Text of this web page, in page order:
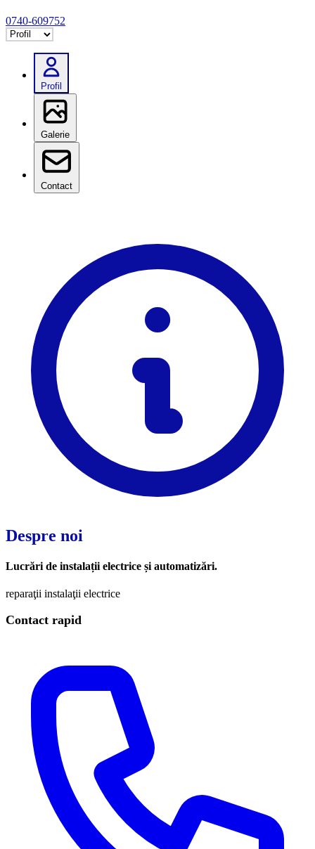
0740-609752
Selectează tab
Profil
Galerie
Contact
Despre noi
Lucrări de instalații electrice și automatizări.
reparaţii instalaţii electrice
Contact rapid